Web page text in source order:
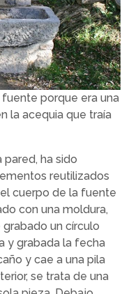
porque era una
la acequia que traía
pared, ha sido
reutilizados
cuerpo de la fuente
con una moldura,
un círculo
y grabada la fecha
y cae a una pila
se trata de una